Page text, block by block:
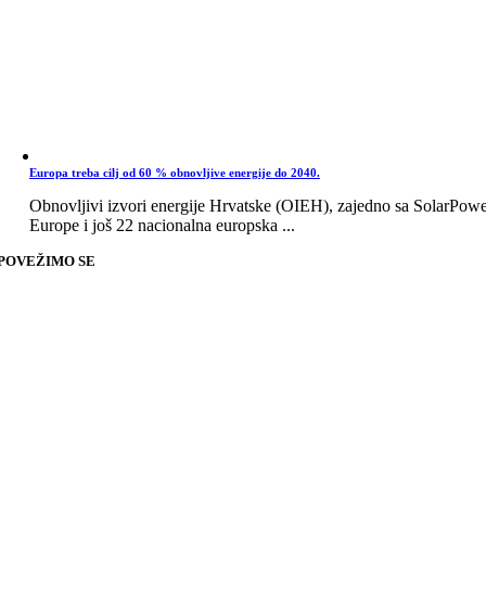
Europa treba cilj od 60 % obnovljive energije do 2040.
Obnovljivi izvori energije Hrvatske (OIEH), zajedno sa
Europe i još 22 nacionalna europska ...
SE